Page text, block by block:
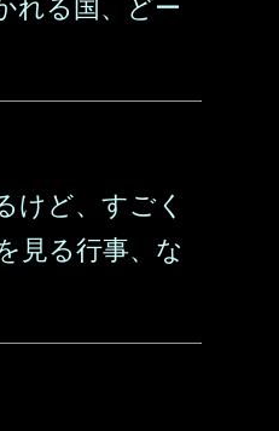
れる国、どー
けど、すごく
見る行事、な